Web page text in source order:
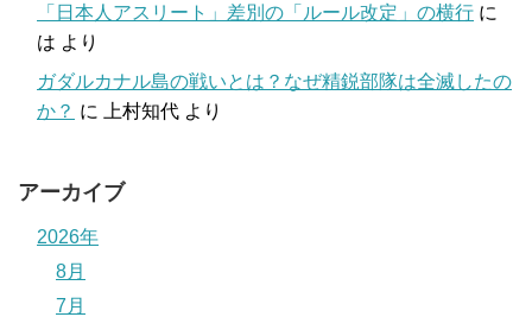
「日本人アスリート」差別の「ルール改定」の横行 に
は より
ガダルカナル島の戦いとは？なぜ精鋭部隊は全滅したの
か？ に 上村知代 より
アーカイブ
2026年
8月
7月